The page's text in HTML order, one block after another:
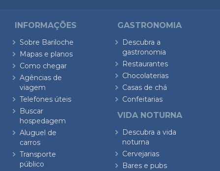
INFORMAÇÕES
Sobre Bariloche
Mapas e planos
Como chegar
Agências de
viagem
Telefones úteis
Buscar
hospedagem
Aluguel de
carros
Transporte
público
GASTRONOMIA
Descubra a
gastronomia
Restaurantes
Chocolaterias
Casas de chá
Confeitarias
VIDA NOTURNA
Descubra a vida
noturna
Cervejarias
Bares e pubs